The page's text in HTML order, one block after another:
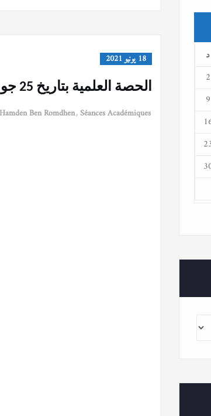
18 يونيو 2021
الحصة العلمية بتاريخ 25 جوان 2021
Ben Romdhen,Séances Académiques
د
2
9